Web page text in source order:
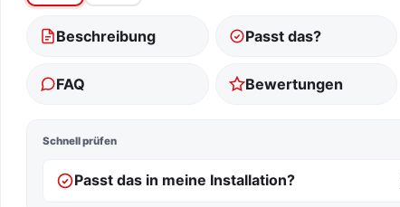
Beschreibung Passt das?
FAQ Bewertungen
Schnell prüfen
Passt das in meine Installation?